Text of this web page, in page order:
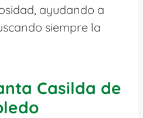
ayudando a
siempre la
Casilda de